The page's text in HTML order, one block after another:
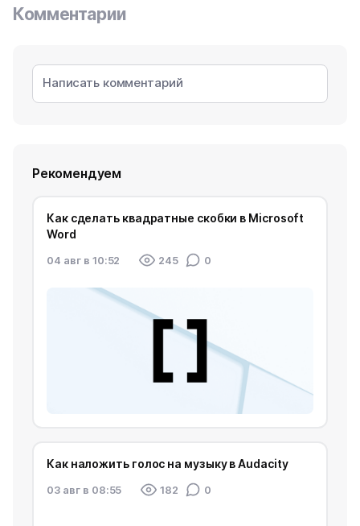
Комментарии
Рекомендуем
Как сделать квадратные скобки в Microsoft
Word
04 авг в 10:52 245 0
Как наложить голос на музыку в Audacity
03 авг в 08:55 182 0